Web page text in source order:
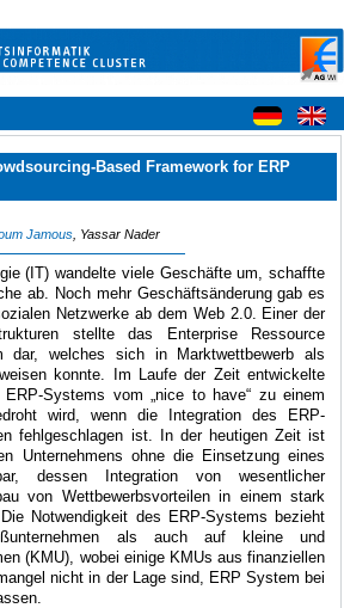
Based Framework for ERP
Jamous , Yassar Nader
(IT) wandelte viele Geschäfte um, schaffte
ab. Noch mehr Geschäftsänderung gab es
Netzwerke ab dem Web 2.0. Einer der
stellte das Enterprise Ressource
dar, welches sich in Marktwettbewerb als
konnte. Im Laufe der Zeit entwickelte
Systems vom „nice to have“ zu einem
wird, wenn die Integration des ERP-
fehlgeschlagen ist. In der heutigen Zeit ist
Unternehmens ohne die Einsetzung eines
dessen Integration von wesentlicher
von Wettbewerbsvorteilen in einem stark
Notwendigkeit des ERP-Systems bezieht
als auch auf kleine und
(KMU), wobei einige KMUs aus finanziellen
nicht in der Lage sind, ERP System bei